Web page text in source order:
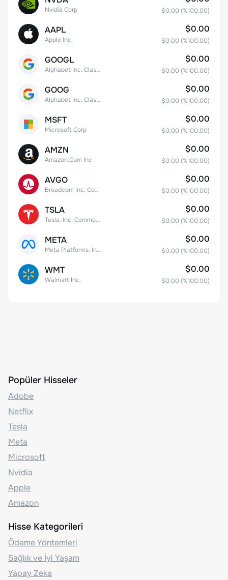
Nvidia Corp $0.00 (%100.00)
AAPL
Apple Inc.
$0.00
$0.00 (%100.00)
GOOGL
Alphabet Inc. Class A Common Stock
$0.00
$0.00 (%100.00)
GOOG
Alphabet Inc. Class C Capital Stock
$0.00
$0.00 (%100.00)
MSFT
Microsoft Corp
$0.00
$0.00 (%100.00)
AMZN
Amazon.Com Inc
$0.00
$0.00 (%100.00)
AVGO
Broadcom Inc. Common Stock
$0.00
$0.00 (%100.00)
TSLA
Tesla, Inc. Common Stock
$0.00
$0.00 (%100.00)
META
Meta Platforms, Inc. Class A Common Stock
$0.00
$0.00 (%100.00)
WMT
Walmart Inc.
$0.00
$0.00 (%100.00)
Popüler Hisseler
Adobe
Netflix
Tesla
Meta
Microsoft
Nvidia
Apple
Amazon
Hisse Kategorileri
Ödeme Yöntemleri
Sağlık ve İyi Yaşam
Yapay Zeka